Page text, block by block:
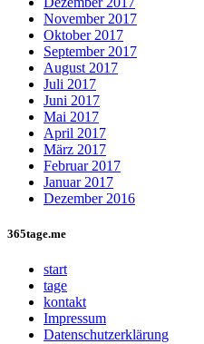
November 2017
Oktober 2017
September 2017
August 2017
Juli 2017
Juni 2017
Mai 2017
April 2017
März 2017
Februar 2017
Januar 2017
Dezember 2016
365tage.me
start
tage
kontakt
Impressum
Datenschutzerklärung